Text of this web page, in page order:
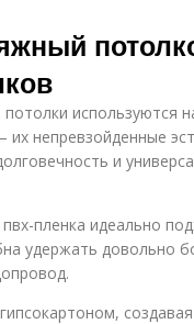
используются
непревзойденные
и
пленка идеально
удержать довольно